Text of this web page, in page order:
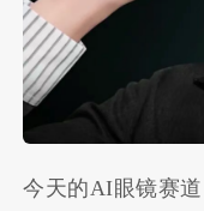
今天的AI眼镜赛